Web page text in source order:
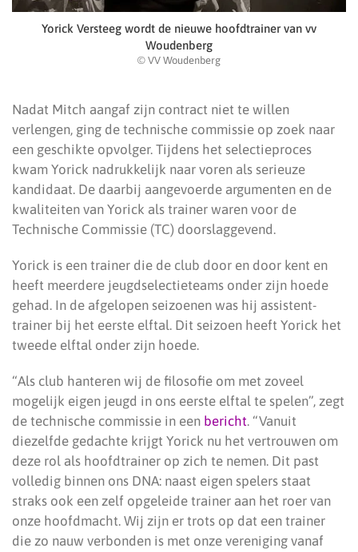
Yorick Versteeg wordt de nieuwe hoofdtrainer van vv
Woudenberg
© VV Woudenberg
Nadat Mitch aangaf zijn contract niet te willen
verlengen, ging de technische commissie op zoek naar
een geschikte opvolger. Tijdens het selectieproces
kwam Yorick nadrukkelijk naar voren als serieuze
kandidaat. De daarbij aangevoerde argumenten en de
kwaliteiten van Yorick als trainer waren voor de
Technische Commissie (TC) doorslaggevend.
Yorick is een trainer die de club door en door kent en
heeft meerdere jeugdselectieteams onder zijn hoede
gehad. In de afgelopen seizoenen was hij assistent-
trainer bij het eerste elftal. Dit seizoen heeft Yorick het
tweede elftal onder zijn hoede.
“Als club hanteren wij de filosofie om met zoveel
mogelijk eigen jeugd in ons eerste elftal te spelen”, zegt
de technische commissie in een bericht. “Vanuit
diezelfde gedachte krijgt Yorick nu het vertrouwen om
deze rol als hoofdtrainer op zich te nemen. Dit past
volledig binnen ons DNA: naast eigen spelers staat
straks ook een zelf opgeleide trainer aan het roer van
onze hoofdmacht. Wij zijn er trots op dat een trainer
die zo nauw verbonden is met onze vereniging vanaf